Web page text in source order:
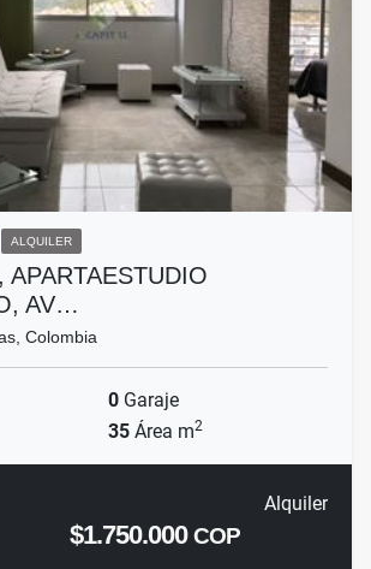
ALQUILER
APARTAESTUDIO
AV…
Colombia
0 Garaje
35 Área m2
Alquiler
$1.750.000COP